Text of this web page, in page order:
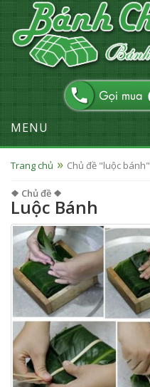
MENU
Trang chủ Chủ đề "luộc bánh"
❖ Chủ đề ❖
Luộc Bánh